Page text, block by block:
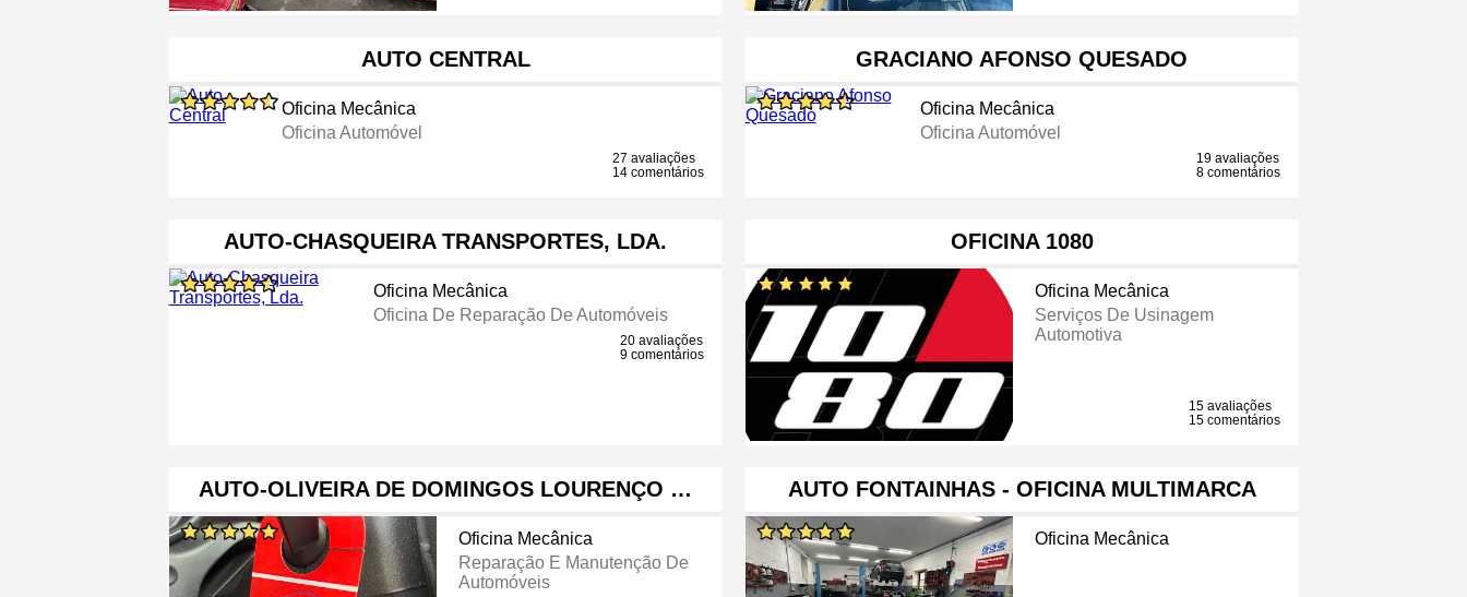
AUTO CENTRAL
Oficina Mecânica
Oficina Automóvel
27 avaliações
14 comentários
GRACIANO AFONSO QUESADO
Oficina Mecânica
Oficina Automóvel
19 avaliações
8 comentários
AUTO-CHASQUEIRA TRANSPORTES, LDA.
Oficina Mecânica
Oficina De Reparação De Automóveis
20 avaliações
9 comentários
OFICINA 1080
Oficina Mecânica
Serviços De Usinagem
Automotiva
15 avaliações
15 comentários
AUTO-OLIVEIRA DE DOMINGOS LOURENÇO …
Oficina Mecânica
Reparação E Manutenção De
Automóveis
AUTO FONTAINHAS - OFICINA MULTIMARCA
Oficina Mecânica